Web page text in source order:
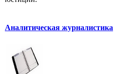
Аналитическая журналистика